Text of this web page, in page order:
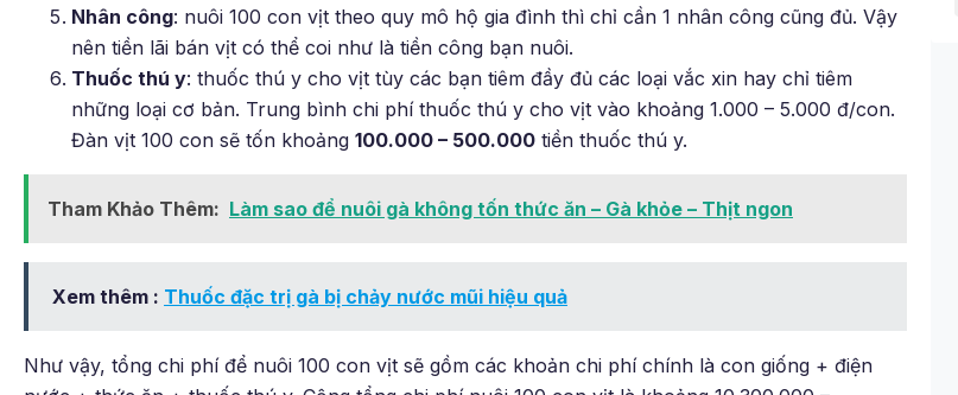
Nhân công: nuôi 100 con vịt theo quy mô hộ gia đình thì chỉ cần 1 nhân công cũng đủ. Vậy
nên tiền lãi bán vịt có thể coi như là tiền công bạn nuôi.
Thuốc thú y: thuốc thú y cho vịt tùy các bạn tiêm đầy đủ các loại vắc xin hay chỉ tiêm
những loại cơ bản. Trung bình chi phí thuốc thú y cho vịt vào khoảng 1.000 – 5.000 đ/con.
Đàn vịt 100 con sẽ tốn khoảng 100.000 – 500.000 tiền thuốc thú y.
Tham Khảo Thêm: Làm sao để nuôi gà không tốn thức ăn – Gà khỏe – Thịt ngon
Xem thêm : Thuốc đặc trị gà bị chảy nước mũi hiệu quả
Như vậy, tổng chi phí để nuôi 100 con vịt sẽ gồm các khoản chi phí chính là con giống + điện